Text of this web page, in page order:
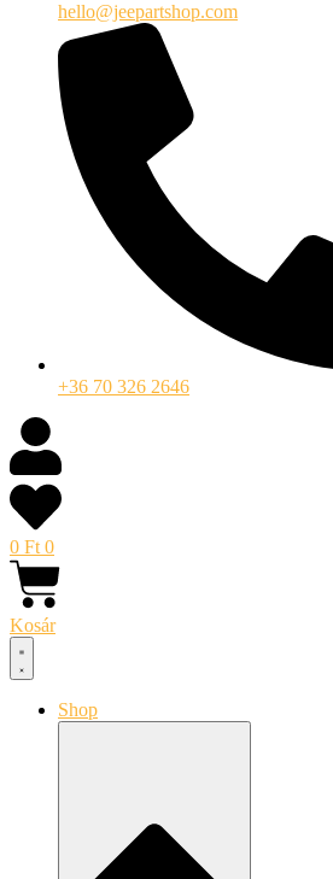
hello@jeepartshop.com
+36 70 326 2646
0 Ft 0
Kosár
Shop